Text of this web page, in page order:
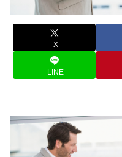
X
LINE